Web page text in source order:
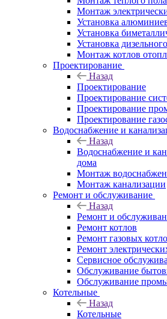
Монтаж
Установка
Установка
Установка
Монтаж котлов
Проектирование
Назад
Проектирование
Проектирование
Проектирование
Проектирование
Водоснабжение и
Назад
Водоснабжение и
дома
Монтаж
Монтаж канализации
Ремонт и обслуживание
Назад
Ремонт и
Ремонт котлов
Ремонт газовых
Ремонт
Сервисное
Обслуживание
Обслуживание
Котельные
Назад
Котельные